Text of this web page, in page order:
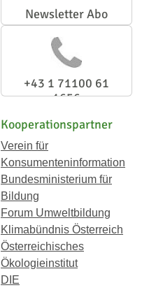
Newsletter Abo
+43 1 71100 61
1656
Kooperationspartner
Verein für
Konsumenteninformation
Bundesministerium für
Bildung
Forum Umweltbildung
Klimabündnis Österreich
Österreichisches
Ökologieinstitut
DIE